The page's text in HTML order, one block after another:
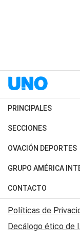
PRINCIPALES
Últimas Noticias
Política
Judiciales
Economia
SECCIONES
Horóscopo
Motores
Trucos caseros
Series y Películas
Edictos y Solicitadas
OVACIÓN DEPORTES
Fútbol
Mundial
Automovilismo
Rugby
GRUPO AMÉRICA
Canal 7 en Vivo
CONTACTO
Acerca de Nosotros
Contactanos
Políticas de
Decálogo ético de